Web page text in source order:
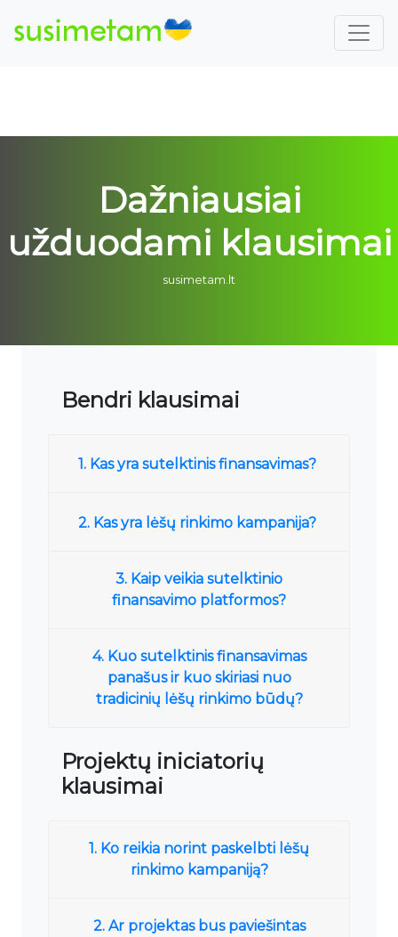
Dažniausiai
užduodami klausimai
susimetam.lt
Bendri klausimai
1. Kas yra sutelktinis finansavimas?
2. Kas yra lėšų rinkimo kampanija?
3. Kaip veikia sutelktinio
finansavimo platformos?
4. Kuo sutelktinis finansavimas
panašus ir kuo skiriasi nuo
tradicinių lėšų rinkimo būdų?
Projektų iniciatorių
klausimai
1. Ko reikia norint paskelbti lėšų
rinkimo kampaniją?
2. Ar projektas bus paviešintas